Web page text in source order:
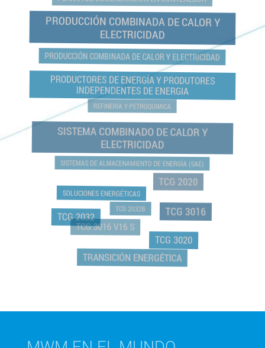
PRODUCCIÓN COMBINADA DE CALOR Y
ELECTRICIDAD
PRODUCCIÓN COMBINADA DE CALOR Y ELECTRICIDAD
PRODUCTORES DE ENERGÍA Y PRODUTORES
INDEPENDENTES DE ENERGIA
REFINERÍA Y PETROQUIMICA
SISTEMA COMBINADO DE CALOR Y
ELECTRICIDAD
SISTEMAS DE ALMACENAMIENTO DE ENERGÍA (SAE)
SOLUCIONES ENERGÉTICAS
TCG 2020
TCG 2032
TCG 2032B TCG 3016
TCG 3016 V16 S
TCG 3020
TRANSICIÓN ENERGÉTICA